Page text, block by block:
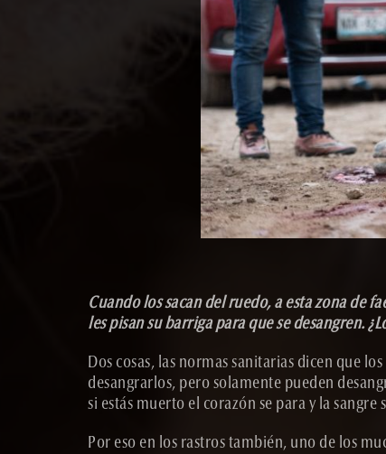
Cuando los sacan del ruedo, a esta zona de
les pisan su barriga para que se desangren.
Dos cosas, las normas sanitarias dicen que
desangrarlos, pero solamente pueden
si estás muerto el corazón se para y la sangre
Por eso en los rastros también, uno de los